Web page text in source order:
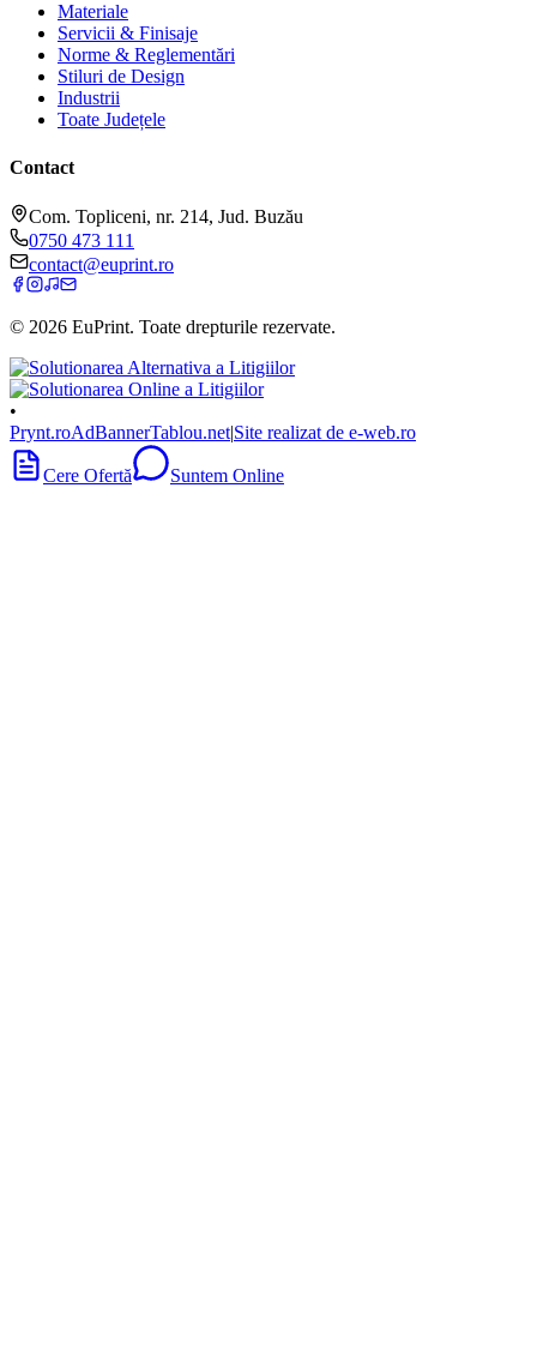
Materiale
Servicii & Finisaje
Norme & Reglementări
Stiluri de Design
Industrii
Toate Județele
Contact
Com. Topliceni, nr. 214, Jud. Buzău
0750 473 111
contact@euprint.ro
© 2026 EuPrint. Toate drepturile rezervate.
•
Prynt.roAdBannerTablou.net|Site realizat de e-web.ro
Cere Ofertă Suntem Online